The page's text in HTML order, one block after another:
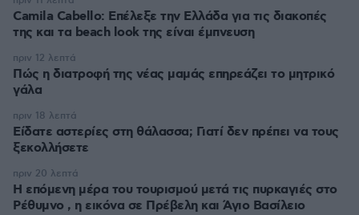
Camila Cabello: Επέλεξε την Ελλάδα για τις διακοπές
της και τα beach look της είναι έμπνευση
Πώς η διατροφή της νέας μαμάς επηρεάζει το μητρικό
γάλα
πριν 12 λεπτά
Είδατε αστερίες στη θάλασσα; Γιατί δεν πρέπει να τους
ξεκολλήσετε
πριν 18 λεπτά
Η επόμενη μέρα του τουρισμού μετά τις πυρκαγιές στο
Ρέθυμνο , η εικόνα σε Πρέβελη και Άγιο Βασίλειο
πριν 20 λεπτά